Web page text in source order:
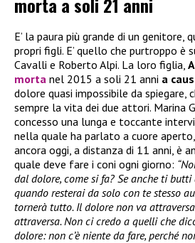
E’ la paura più grande di un genitore,
propri figli. E’ quello che purtroppo è
Cavalli e Roberto Alpi. La loro figlia,
morta nel 2015 a soli 21 anni a
dolore quasi impossibile da spiegare,
sempre la vita dei due attori. Marina
concesso una lunga e toccante
nella quale ha parlato a cuore
ancora oggi, a distanza di 11 anni, è
quale deve fare i coni ogni giorno:
dal dolore, come si fa? Se anche ti
quando resterai da solo con te stesso
tornerà tutto. Il dolore non va
attraversa. Non ci credo a quelli che
dolore: non c’è niente da fare, perché